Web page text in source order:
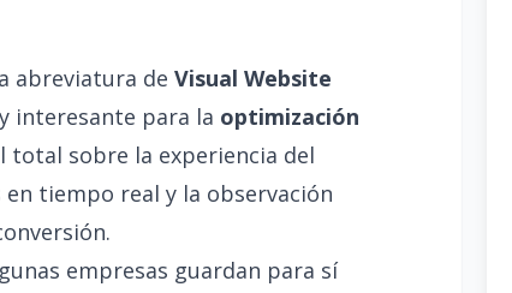
abreviatura de Visual Website
interesante para la optimización
sobre la experiencia del
tiempo real y la observación
empresas guardan para sí